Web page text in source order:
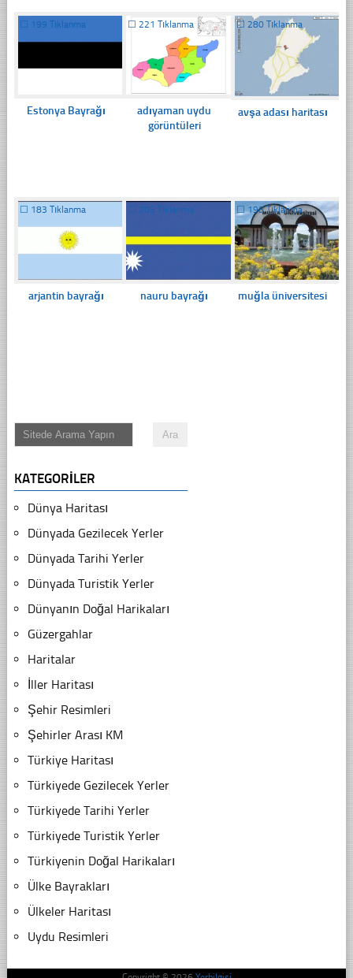
☐ 199 Tıklanma
Estonya Bayrağı
☐ 221 Tıklanma
adıyaman uydu
görüntüleri
☐ 280 Tıklanma
avşa adası haritası
☐ 183 Tıklanma
arjantin bayrağı
☐ 205 Tıklanma
nauru bayrağı
☐198 Tıklanma
muğla üniversitesi
KATEGORILER
Dünya Haritası
Dünyada Gezilecek Yerler
Dünyada Tarihi Yerler
Dünyada Turistik Yerler
Dünyanın Doğal Harikaları
Güzergahlar
Haritalar
İller Haritası
Şehir Resimleri
Şehirler Arası KM
Türkiye Haritası
Türkiyede Gezilecek Yerler
Türkiyede Tarihi Yerler
Türkiyede Turistik Yerler
Türkiyenin Doğal Harikaları
Ülke Bayrakları
Ülkeler Haritası
Uydu Resimleri